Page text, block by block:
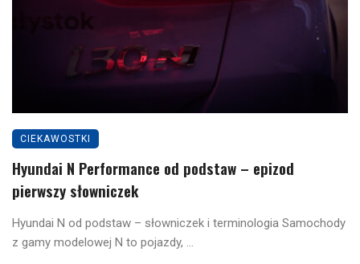
CIEKAWOSTKI
Hyundai N Performance od podstaw – epizod
pierwszy słowniczek
Hyundai N od podstaw – słowniczek i terminologia Samochody
z gamy modelowej N to pojazdy, ...